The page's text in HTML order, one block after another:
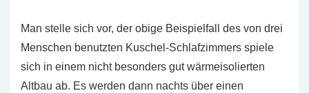
Man stelle sich vor, der obige Beispielfall des von drei
Menschen benutzten Kuschel-Schlafzimmers spiele
sich in einem nicht besonders gut wärmeisolierten
Altbau ab. Es werden dann nachts über einen